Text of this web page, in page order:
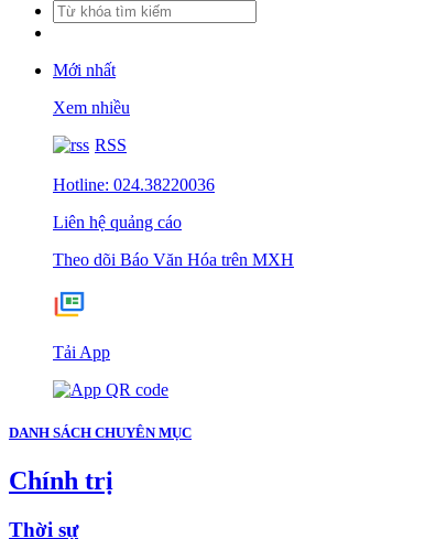
Mới nhất
Xem nhiều
RSS
Hotline: 024.38220036
Liên hệ quảng cáo
Theo dõi Báo Văn Hóa trên MXH
Tải App
DANH SÁCH CHUYÊN MỤC
Chính trị
Thời sự